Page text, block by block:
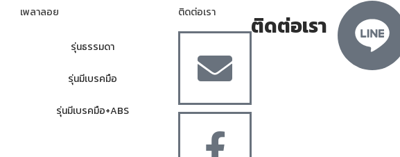
เพลาลอย
รุ่นธรรมดา
รุ่นมีเบรคมือ
รุ่นมีเบรคมือ+ABS
ติดต่อเรา ติดต่อเรา